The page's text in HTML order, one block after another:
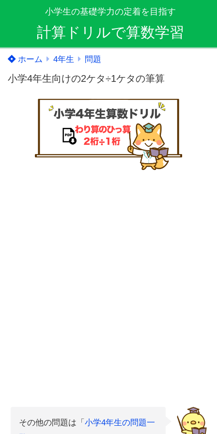
小学生の基礎学力の定着を目指す
計算ドリルで算数学習
ホーム 4年生 問題
小学4年生向けの2ケタ÷1ケタの筆算
その他の問題は「 小学4年生の問題一